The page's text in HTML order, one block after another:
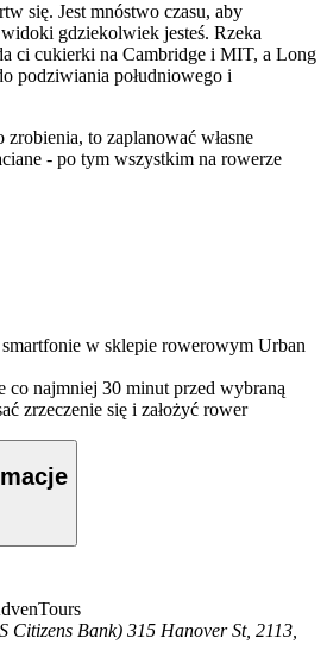
się. Jest mnóstwo czasu, aby
gdziekolwiek jesteś. Rzeka
ci cukierki na Cambridge i MIT, a Long
podziwiania południowego i
zrobienia, to zaplanować własne
- po tym wszystkim na rowerze
w sklepie rowerowym Urban
co najmniej 30 minut przed wybraną
zrzeczenie się i założyć rower
Citizens Bank) 315 Hanover St, 2113,